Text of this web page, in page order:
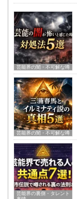
芸能界の闇・不可解な噂
芸能界の闇・不可解な噂
芸能界の裏側・タレント